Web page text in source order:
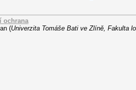
ochrana
(Univerzita Tomáše Bati ve Zlíně, Fakulta